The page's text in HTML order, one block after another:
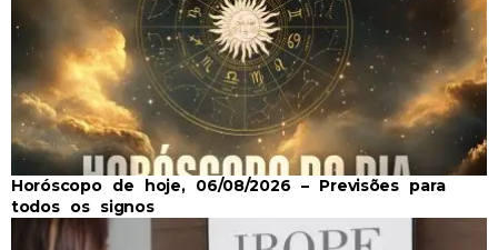
Horóscopo de hoje, 06/08/2026 – Previsões para
todos os signos